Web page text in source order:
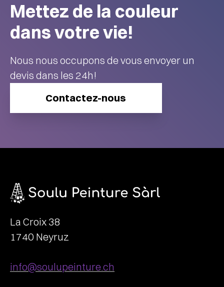
Mettez de la couleur
dans votre vie!
Nous nous occupons de vous envoyer un
devis dans les 24h!
Contactez-nous
La Croix 38
1740 Neyruz
info@soulupeinture.ch